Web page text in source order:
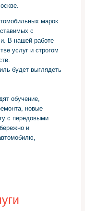
марок
с
В нашей работе
услуг и строгом
будет выглядеть
обучение,
новые
с передовыми
и